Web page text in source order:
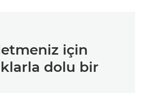
için
dolu bir